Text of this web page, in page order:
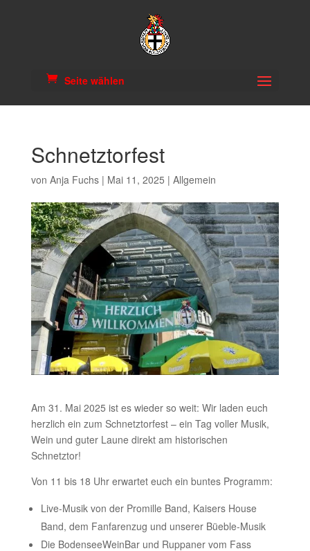
Seite wählen
Schnetztorfest
von Anja Fuchs| Mai 11, 2025 | Allgemein
Am 31. Mai 2025 ist es wieder so weit: Wir laden euch
herzlich ein zum Schnetztorfest – ein Tag voller Musik,
Wein und guter Laune direkt am historischen
Schnetztor!
Von 11 bis 18 Uhr erwartet euch ein buntes Programm:
Live-Musik von der Promille Band, Kaisers House
Band, dem Fanfarenzug und unserer Büeble-Musik
Die BodenseeWeinBar und Ruppaner vom Fass